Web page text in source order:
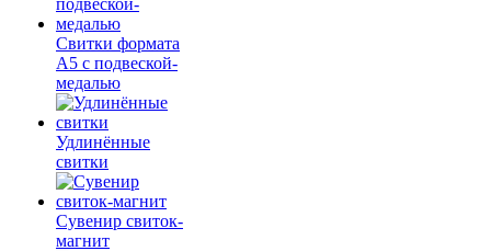
Свитки формата
А5 с подвеской-
медалью
Удлинённые
свитки
Сувенир свиток-
магнит